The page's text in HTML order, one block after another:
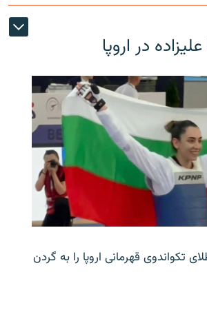
در اروپا
تکواندوی قهرمانی اروپا را به گردن